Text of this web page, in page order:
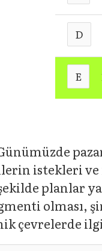
D
E
istekleri ve
planlar
çevrelerde